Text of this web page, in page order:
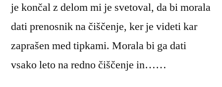
je končal z delom mi je svetoval, da bi morala
dati prenosnik na čiščenje, ker je videti kar
zaprašen med tipkami. Morala bi ga dati
vsako leto na redno čiščenje in……